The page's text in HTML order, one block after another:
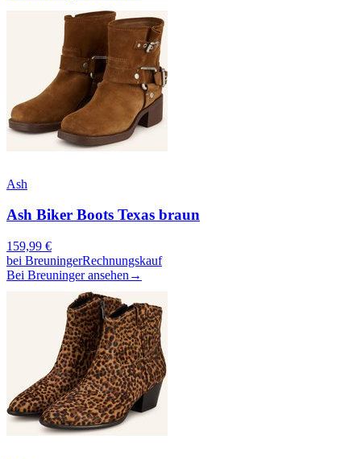
Ash
Ash Biker Boots Texas braun
159,99 €
bei BreuningerRechnungskauf
Bei Breuninger ansehen →